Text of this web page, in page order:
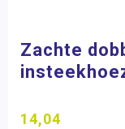
Zachte
14,04